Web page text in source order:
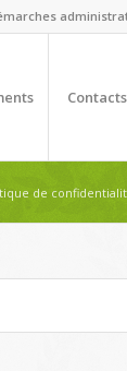
Contacts
de